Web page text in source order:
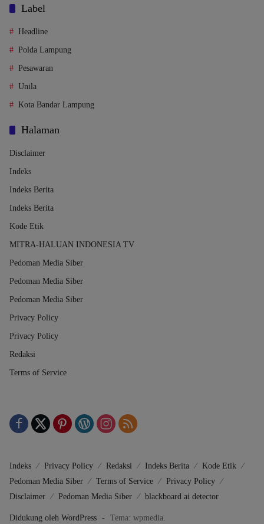
Label
Headline
Polda Lampung
Pesawaran
Unila
Kota Bandar Lampung
Halaman
Disclaimer
Indeks
Indeks Berita
Indeks Berita
Kode Etik
MITRA-HALUAN INDONESIA TV
Pedoman Media Siber
Pedoman Media Siber
Pedoman Media Siber
Privacy Policy
Privacy Policy
Redaksi
Terms of Service
Indeks Privacy Policy Redaksi Indeks Berita
Kode Etik
Pedoman Media Siber
Terms of Service
Privacy Policy
Disclaimer
Pedoman Media Siber blackboard ai detector
Didukung oleh WordPress - Tema: wpmedia.